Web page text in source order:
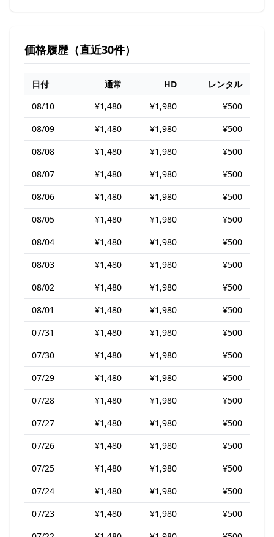
価格履歴（直近30件）
日付 通常 HD
レンタル
08/10
¥1,480 ¥1,980
¥500
08/09
¥1,480 ¥1,980
¥500
08/08
¥1,480 ¥1,980
¥500
08/07
¥1,480 ¥1,980
¥500
08/06
¥1,480 ¥1,980
¥500
08/05
¥1,480 ¥1,980
¥500
08/04
¥1,480 ¥1,980
¥500
08/03
¥1,480 ¥1,980
¥500
08/02
¥1,480 ¥1,980
¥500
08/01
¥1,480 ¥1,980
¥500
07/31
¥1,480 ¥1,980
¥500
07/30
¥1,480 ¥1,980
¥500
07/29
¥1,480 ¥1,980
¥500
07/28
¥1,480 ¥1,980
¥500
07/27
¥1,480 ¥1,980
¥500
07/26
¥1,480 ¥1,980
¥500
07/25
¥1,480 ¥1,980
¥500
07/24
¥1,480 ¥1,980
¥500
07/23
¥1,480 ¥1,980
¥500